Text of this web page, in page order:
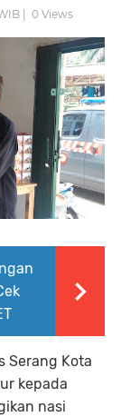
| 0Views
Serang Kota
kepada
nasi